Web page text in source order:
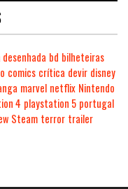
desenhada bd bilheteiras
comics crítica devir disney
marvel netflix Nintendo
4 playstation 5 portugal
Steam terror trailer